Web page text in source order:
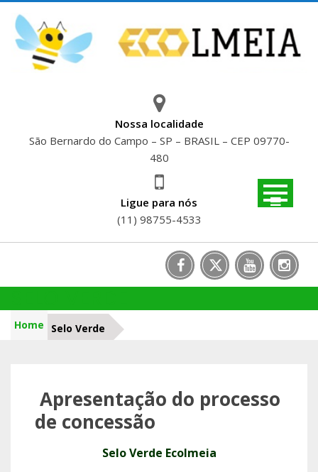
content
Nossa localidade
São Bernardo do Campo – SP – BRASIL – CEP 09770-
480
Ligue para nós
(11) 98755-4533
Home Selo Verde
Apresentação do processo
de concessão
Selo Verde Ecolmeia